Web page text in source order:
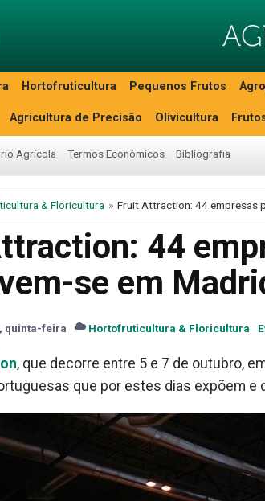
Hortofruticultura Pequenos Frutos
Agricultura de Precisão Olivicultura
Agrícola Termos Económicos Bibliografia
& Floricultura Fruit Attraction: 44 empresas
44
se em
quinta-feira Hortofruticultura & Floricultura
, que decorre entre 5 e 7 de outubro,
que por estes dias expõem e